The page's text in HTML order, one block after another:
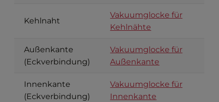
Kehlnaht
Vakuumglocke für
Kehlnähte
Außenkante
(Eckverbindung)
Vakuumglocke für
Außenkante
Innenkante
(Eckverbindung)
Vakuumglocke für
Innenkante